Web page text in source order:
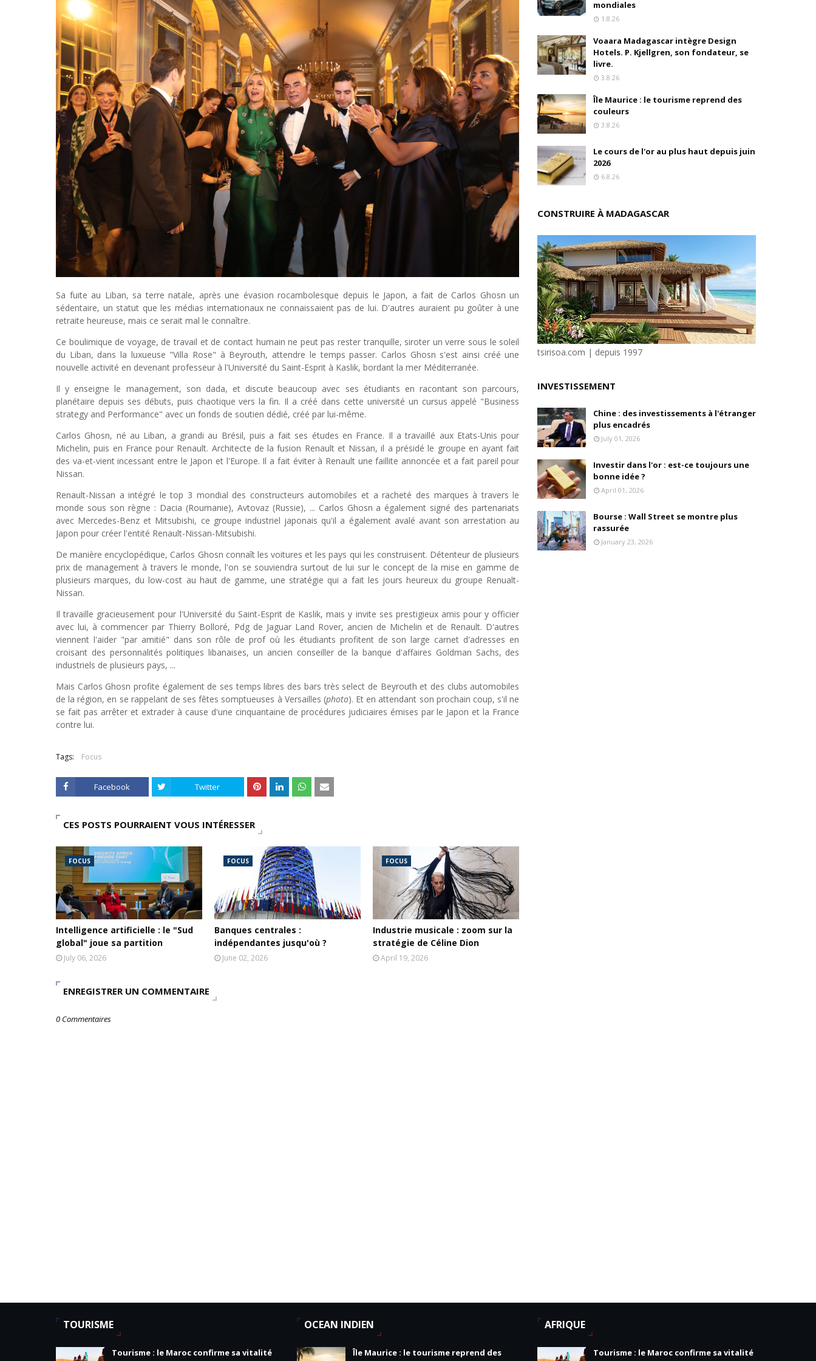
Unknown -
Jul 13 2026
Intelligence artificielle : le "Sud global" joue sa partition
Unknown-Jul 06 2026
Chine : des investissements à l'étranger plus encadrés
Unknown - Jul 01 2026
Economie hôtelière : la connectivité comme levier stratégique
Unknown
- Jun 27 2026
Pays du Golfe : nouveau paradigme, nouvelles priorités
Unknown-
Jun 22 2026
Neutralité carbone : les "Iles Vanille" poussent leurs pions
Unknown-Jun 18 2026
Rendez-vous golfique : Mazagan joue sa carte
Unknown
- Jun 11 2026
Course à l'IA : Meta envisage une importante levée de fonds
Banques centrales : indépendantes jusqu'où ?
Unknown
VTC : Yango Group veut accélérer en Afrique
Unknown
Marques françaises : Chanel aux sommets de la valorisation et la désirabilité
Art et médias sociaux : à l'ère de la "présence ciblée"
Unknown-May 09 2026
Tourisme : l'Afrique fait le pari du luxe et de la durabilité
Unknown
Economie : quand le roi dollar grince
Unknown - Apr 26 2026
Unknown- Aug 07 2026
Le cours de l'or au plus haut depuis juin 2026
Tsirisoa Edition
Voaara Madagascar intègre Design Hotels. P. Kjellgren, son fondateur, se livre.
Tsirisoa Edition-Aug 03 2026
Sa fuite au Liban, sa terre natale, après une évasion rocambolesque depuis le Japon, a fait de Carlos Ghosn un
sédentaire, un statut que les médias internationaux ne connaissaient pas de lui. D'autres auraient pu goûter à une
retraite heureuse, mais ce serait mal le connaître.
Ce boulimique de voyage, de travail et de contact humain ne peut pas rester tranquille, siroter un verre sous le soleil
du Liban, dans la luxueuse "Villa Rose" à Beyrouth, attendre le temps passer. Carlos Ghosn s'est ainsi créé une
nouvelle activité en devenant professeur à l'Université du Saint-Esprit à Kaslik, bordant la mer Méditerranée.
Il y enseigne le management, son dada, et discute beaucoup avec ses étudiants en racontant son parcours,
planétaire depuis ses débuts, puis chaotique vers la fin. Il a créé dans cette université un cursus appelé "Business
strategy and Performance" avec un fonds de soutien dédié, créé par lui-même.
Carlos Ghosn, né au Liban, a grandi au Brésil, puis a fait ses études en France. Il a travaillé aux Etats-Unis pour
Michelin, puis en France pour Renault. Architecte de la fusion Renault et Nissan, il a présidé le groupe en ayant fait
des va-et-vient incessant entre le Japon et l'Europe. Il a fait éviter à Renault une faillite annoncée et a fait pareil pour
Nissan.
Renault-Nissan a intégré le top 3 mondial des constructeurs automobiles et a racheté des marques à travers le
monde sous son règne : Dacia (Roumanie), Avtovaz (Russie), ... Carlos Ghosn a également signé des partenariats
avec Mercedes-Benz et Mitsubishi, ce groupe industriel japonais qu'il a également avalé avant son arrestation au
Japon pour créer l'entité Renault-Nissan-Mitsubishi.
De manière encyclopédique, Carlos Ghosn connaît les voitures et les pays qui les construisent. Détenteur de plusieurs
prix de management à travers le monde, l'on se souviendra surtout de lui sur le concept de la mise en gamme de
plusieurs marques, du low-cost au haut de gamme, une stratégie qui a fait les jours heureux du groupe Renualt-
Nissan.
Il travaille gracieusement pour l'Université du Saint-Esprit de Kaslik, mais y invite ses prestigieux amis pour y officier
avec lui, à commencer par Thierry Bolloré, Pdg de Jaguar Land Rover, ancien de Michelin et de Renault. D'autres
viennent l'aider "par amitié" dans son rôle de prof où les étudiants profitent de son large carnet d'adresses en
croisant des personnalités politiques libanaises, un ancien conseiller de la banque d'affaires Goldman Sachs, des
industriels de plusieurs pays, ...
Mais Carlos Ghosn profite également de ses temps libres des bars très select de Beyrouth et des clubs automobiles
de la région, en se rappelant de ses fêtes somptueuses à Versailles (photo). Et en attendant son prochain coup, s'il ne
se fait pas arrêter et extrader à cause d'une cinquantaine de procédures judiciaires émises par le Japon et la France
contre lui.
Tags: Focus
Facebook Twitter
CES POSTS POURRAIENT VOUS INTÉRESSER
FOCUS
Intelligence artificielle : le "Sud
global" joue sa partition
July 06, 2026
FOCUS
Banques centrales :
indépendantes jusqu'où ?
June 02, 2026
FOCUS
Industrie musicale : zoom sur la
stratégie de Céline Dion
April 19, 2026
ENREGISTRER UN COMMENTAIRE
0 Commentaires
mondiales
1.8.26
Voaara Madagascar intègre Design
Hotels. P. Kjellgren, son fondateur, se
livre.
3.8.26
Île Maurice : le tourisme reprend des
couleurs
3.8.26
Le cours de l'or au plus haut depuis juin
2026
6.8.26
CONSTRUIRE À MADAGASCAR
tsirisoa.com | depuis 1997
INVESTISSEMENT
Chine : des investissements à l'étranger
plus encadrés
July 01, 2026
Investir dans l'or : est-ce toujours une
bonne idée ?
April 01, 2026
Bourse : Wall Street se montre plus
rassurée
January 23, 2026
TOURISME
Tourisme : le Maroc confirme sa vitalité
OCEAN INDIEN
Île Maurice : le tourisme reprend des
AFRIQUE
Tourisme : le Maroc confirme sa vitalité